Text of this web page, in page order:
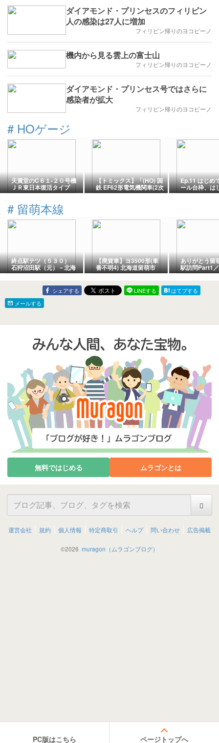
ダイアモンド・プリンセスのフィリピン
人の感染は27人に増加
フィリピン帰りのヨコピーノ
機内から見る雲上の富士山
フィリピン帰りのヨコピーノ
ダイアモンド・プリンセス号ではさらに
感染者が拡大
フィリピン帰りのヨコピーノ
# HOゲージ
天賞堂のC６１-２０号機
ＪＲ東日本復活タイプ
【トミックス】「(HO) 国
鉄 EF62形電気機関車(2次
形・篠ノ井機関区)＜HO-
Ep.11 はじめ
ール台枠、は
感
# 留萌本線
終点駅テツ（５３０）
石狩沼田駅（元）－北海
道
【廃貨車】ヨ3500形(車
番不明4) 北海道留萌市
ありがとう留
駅訪問Part1
12月29日訪問
シェアする LINEする
はてブする
メールする
無料ではじめる ムラゴンとは
運営会社 規約 個人情報 特定商取引 ヘルプ 問い合わせ 広告掲載
©2026 muragon（ムラゴンブログ）
PC版はこちら ページトップへ